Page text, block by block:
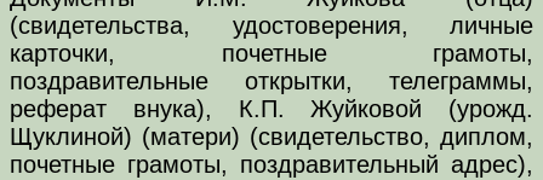
(свидетельства, удостоверения, личные
карточки, почетные грамоты,
поздравительные открытки, телеграммы,
реферат внука), К.П. Жуйковой (урожд.
Щуклиной) (матери) (свидетельство, диплом,
почетные грамоты, поздравительный адрес),